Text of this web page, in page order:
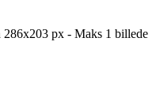
px - Maks 1 billede